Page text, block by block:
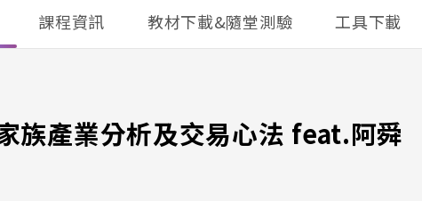
課程資訊 教材下載&隨堂測驗 工具下載
族產業分析及交易心法 feat.阿舜